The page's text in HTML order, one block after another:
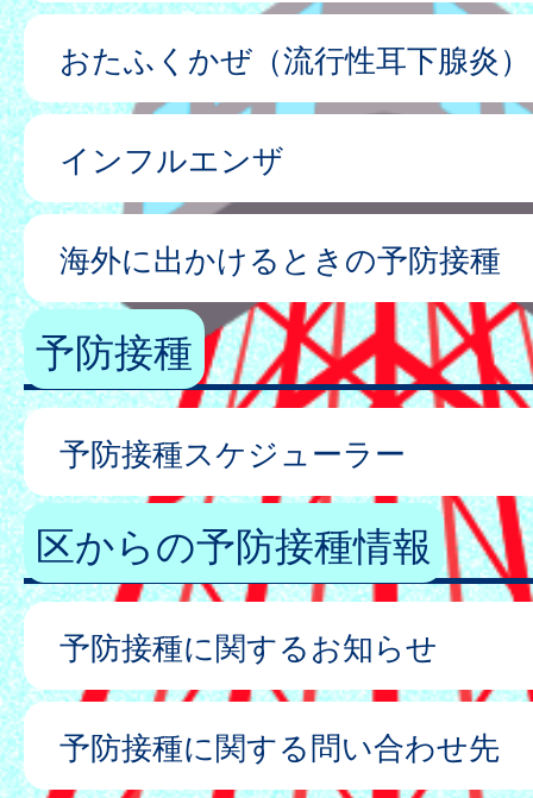
おたふくかぜ（流行性耳下腺炎）
インフルエンザ
海外に出かけるときの予防接種
予防接種
予防接種スケジューラー
区からの予防接種情報
予防接種に関するお知らせ
予防接種に関する問い合わせ先